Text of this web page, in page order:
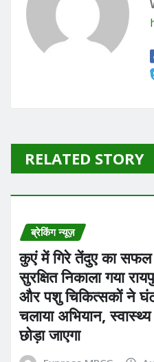
o
k
RELATED STORY
ब्रेकिंग न्यूज़
कुएं में गिरे तेंदुए का
सुरक्षित निकाला गया
और पशु चिकित्सकों ने
चलाया अभियान,
छोड़ा जाएगा